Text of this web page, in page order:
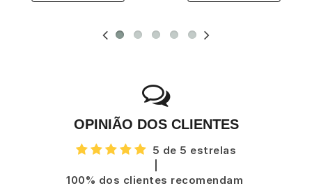
OPINIÃO DOS CLIENTES
5 de 5 estrelas
100% dos clientes recomendam